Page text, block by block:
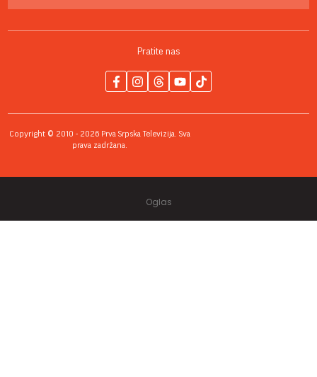
Pratite nas
Copyright © 2010 - 2026 Prva Srpska Televizija. Sva
prava zadržana.